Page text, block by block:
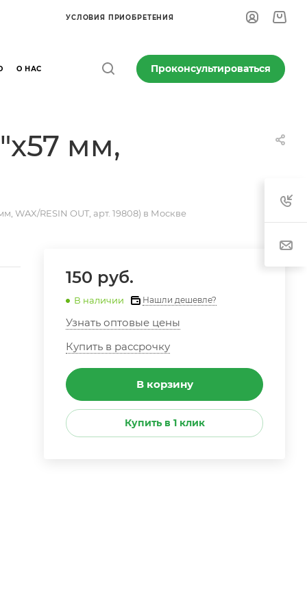
УСЛОВИЯ ПРИОБРЕТЕНИЯ
О НАС Проконсультироваться
мм,
WAX/RESIN OUT, арт. 19808) в Москве
150 руб.
В наличии Нашли дешевле?
Узнать оптовые цены
Купить в рассрочку
В корзину
Купить в 1 клик